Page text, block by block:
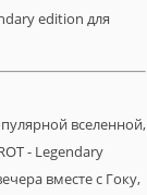
edition для
вселенной,
- Legendary
вместе с Гоку,